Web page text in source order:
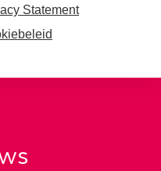
Statement